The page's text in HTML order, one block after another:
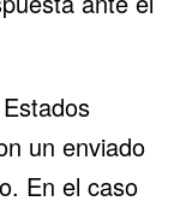
Estados
un enviado
En el caso